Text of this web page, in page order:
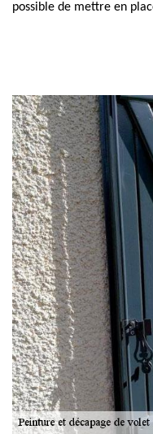
possible de mettre en